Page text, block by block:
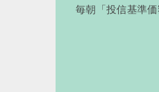
毎朝「投信基準